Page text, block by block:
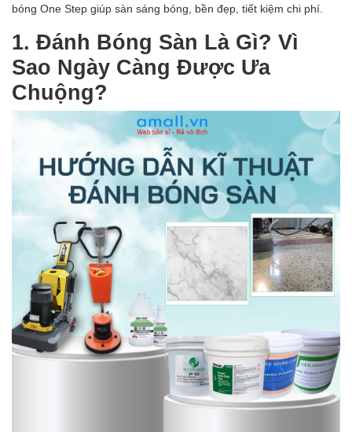
bóng One Step giúp sàn sáng bóng, bền đẹp, tiết kiệm chi phí.
1. Đánh Bóng Sàn Là Gì? Vì
Sao Ngày Càng Được Ưa
Chuộng?